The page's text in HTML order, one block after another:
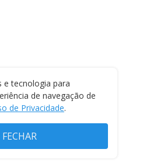
e tecnologia para
de navegação de
de Privacidade.
FECHAR